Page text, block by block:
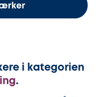
i kategorien
.